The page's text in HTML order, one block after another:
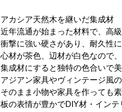
アカシア天然木を継いだ集成材
近年流通が始まった材料で、高
衝撃に強い硬さがあり、耐久性に
心材が茶色、辺材が白色なので
集成材にすると独特の色合いで
アジアン家具やヴィンテージ風
そのまま小物や家具を作っても
板の表情が豊かでDIY材・インテ